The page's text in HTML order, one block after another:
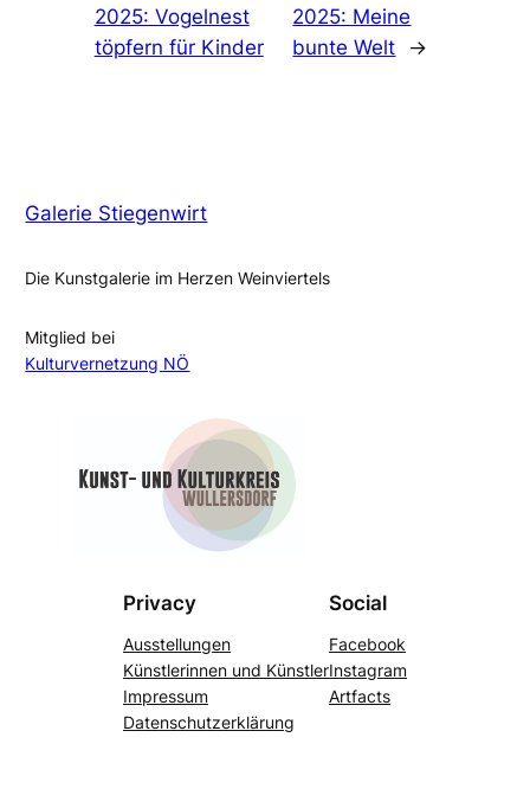
2025: Vogelnest
töpfern für Kinder
2025: Meine
bunte Welt
→
Galerie Stiegenwirt
Die Kunstgalerie im Herzen Weinviertels
Mitglied bei
Kulturvernetzung NÖ
Privacy
Ausstellungen
Künstlerinnen und Künstler
Impressum
Datenschutzerklärung
Social
Facebook
Instagram
Artfacts